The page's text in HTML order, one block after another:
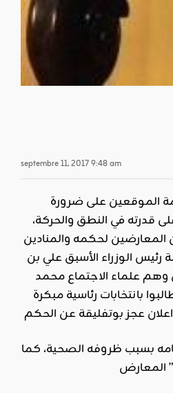
septembre 11, 2017 9:48 am
الموقعين على ضرورة
قدرته في النطق والحركة،
المعارضين لحكمه والمنادين
الوزراء الأسبق علي بن
وهم علماء الاجتماع محمد
بانتخابات رئاسية مبكرة
بسبب ظروفه الصحية، كما